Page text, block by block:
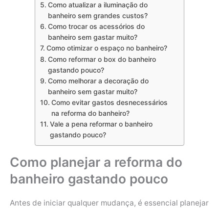
Como atualizar a iluminação do
banheiro sem grandes custos?
Como trocar os acessórios do
banheiro sem gastar muito?
Como otimizar o espaço no banheiro?
Como reformar o box do banheiro
gastando pouco?
Como melhorar a decoração do
banheiro sem gastar muito?
Como evitar gastos desnecessários
na reforma do banheiro?
Vale a pena reformar o banheiro
gastando pouco?
Como planejar a reforma do
banheiro gastando pouco
Antes de iniciar qualquer mudança, é essencial planejar